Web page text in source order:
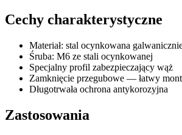
Cechy charakterystyczne
Materiał: stal ocynkowana
Śruba: M6 ze stali ocynkowanej
Specjalny profil zabezpieczający wąż
Zamknięcie przegubowe — łatwy
Długotrwała ochrona antykorozyjna
Zastosowania